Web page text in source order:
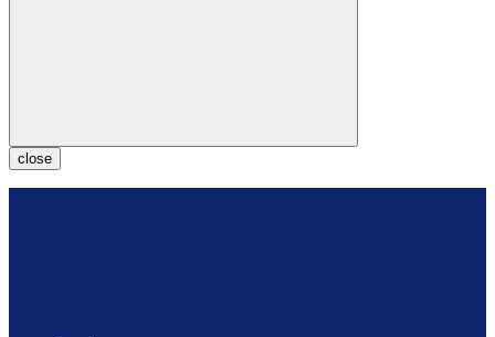
close